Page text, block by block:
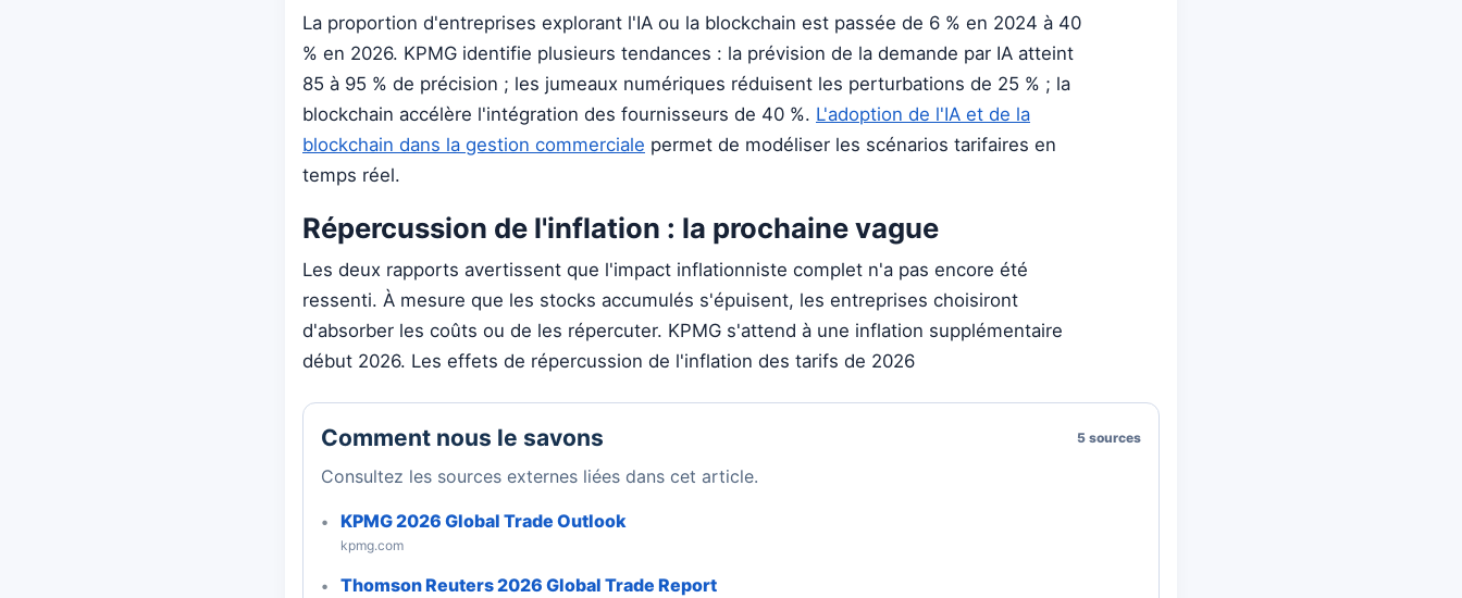
La proportion d'entreprises explorant l'IA ou la blockchain est passée de 6 % en 2024 à 40
% en 2026. KPMG identifie plusieurs tendances : la prévision de la demande par IA atteint
85 à 95 % de précision ; les jumeaux numériques réduisent les perturbations de 25 % ; la
blockchain accélère l'intégration des fournisseurs de 40 %. L'adoption de l'IA et de la
blockchain dans la gestion commerciale permet de modéliser les scénarios tarifaires en
temps réel.
Répercussion de l'inflation : la prochaine vague
Les deux rapports avertissent que l'impact inflationniste complet n'a pas encore été
ressenti. À mesure que les stocks accumulés s'épuisent, les entreprises choisiront
d'absorber les coûts ou de les répercuter. KPMG s'attend à une inflation supplémentaire
début 2026. Les effets de répercussion de l'inflation des tarifs de 2026
Comment nous le savons 5 sources
Consultez les sources externes liées dans cet article.
KPMG 2026 Global Trade Outlook
kpmg.com
Thomson Reuters 2026 Global Trade Report